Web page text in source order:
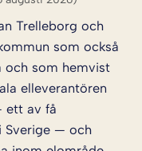
Trelleborg och
som också
och som hemvist
elleverantören
ett av få
Sverige — och